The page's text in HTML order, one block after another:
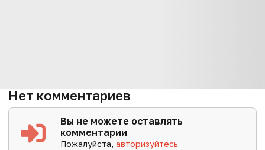
Нет комментариев
Вы не можете оставлять
комментарии
Пожалуйста,авторизуйтесь